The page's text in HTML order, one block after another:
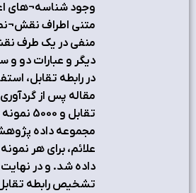
وجود شناسه¬هاي
متني اطراف
منفي در يک طرف
ديگر و عبارات دو و
در رابطه تقابل،
تقابل و
مجموعه داده
علائم، براي هر
داده شد. و در
تشخيص رابطه تقابل